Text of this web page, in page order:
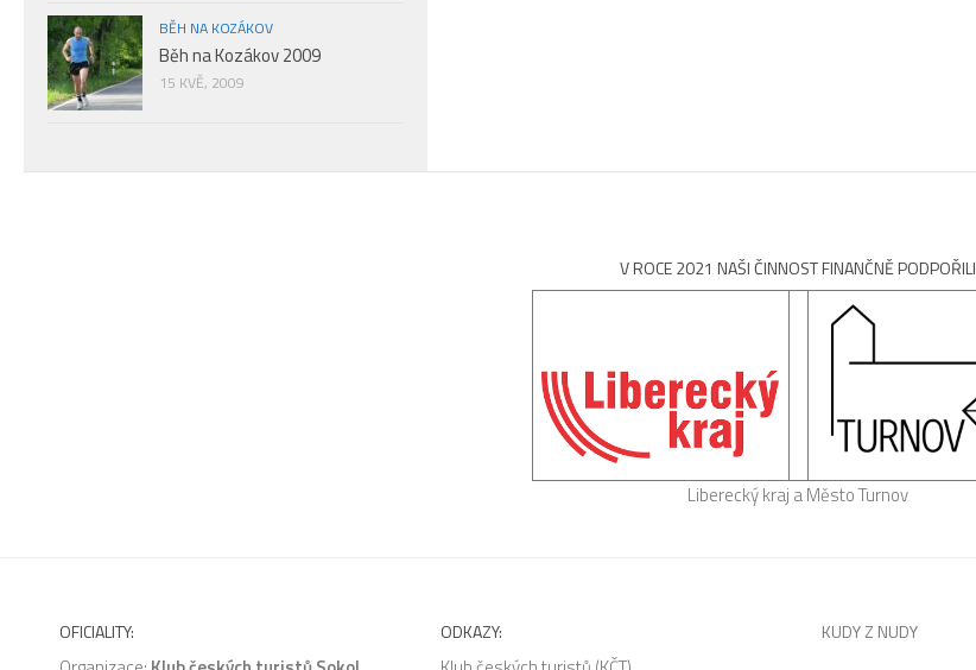
BĚH NA KOZÁKOV
Běh na Kozákov 2009
15 KVĚ, 2009
V ROCE 2021 NAŠI ČINNOST FINANČNĚ PODPOŘILI
Liberecký kraj a Město Turnov
OFICIALITY: ODKAZY: KUDY Z NUDY